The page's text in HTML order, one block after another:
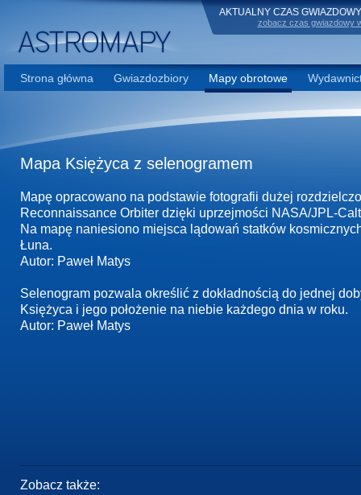
AKTUALNY CZAS
zobacz czas gwiazdowy
Strona główna Gwiazdozbiory Mapy obrotowe
Mapa Księżyca z selenogramem
Mapę opracowano na podstawie fotografii dużej
Reconnaissance Orbiter dzięki uprzejmości NASA/JPL-
Na mapę naniesiono miejsca lądowań statków
Łuna.
Autor: Paweł Matys
Selenogram pozwala określić z dokładnością do jednej
Księżyca i jego położenie na niebie każdego dnia w roku.
Autor: Paweł Matys
Zobacz także: